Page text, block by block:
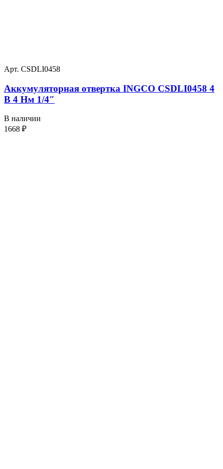
Арт. CSDLI0458
Аккумуляторная отвертка INGCO CSDLI0458 4
В 4 Нм 1/4″
В наличии
1668 ₽